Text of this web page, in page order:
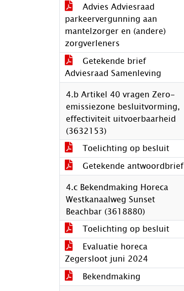
Advies Adviesraad
parkeervergunning aan
mantelzorger en (andere)
zorgverleners
Getekende brief
Adviesraad Samenleving
4.b Artikel 40 vragen Zero-
emissiezone besluitvorming,
effectiviteit uitvoerbaarheid
(3632153)
Toelichting op besluit
Getekende antwoordbrief
4.c Bekendmaking Horeca
Westkanaalweg Sunset
Beachbar (3618880)
Toelichting op besluit
Evaluatie horeca
Zegersloot juni 2024
Bekendmaking